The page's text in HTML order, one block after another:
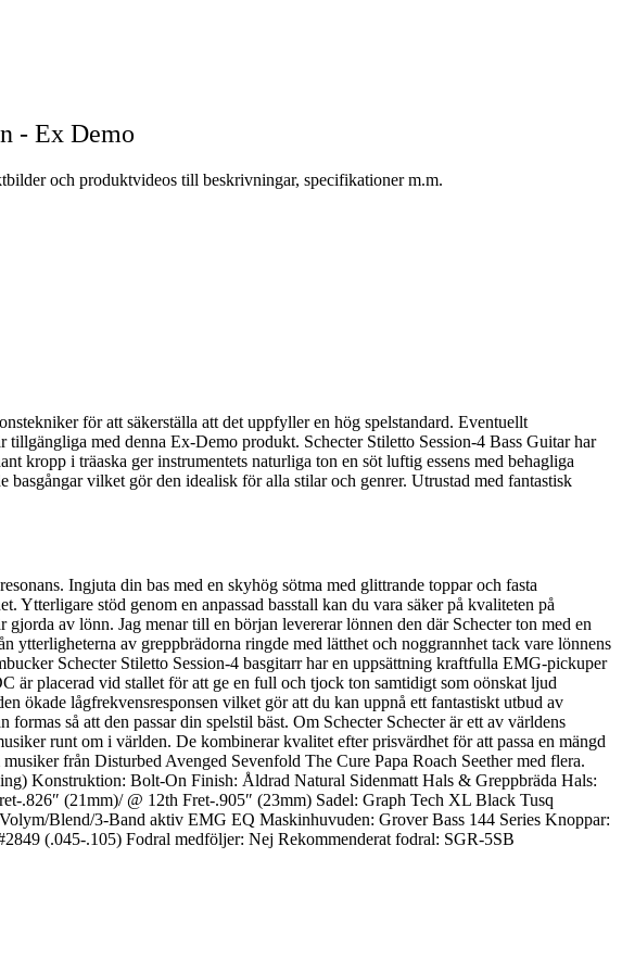
- Ex Demo
och produktvideos till beskrivningar, specifikationer m.m.
för att säkerställa att det uppfyller en hög spelstandard. Eventuellt
med denna Ex-Demo produkt. Schecter Stiletto Session-4 Bass Guitar har
kropp i träaska ger instrumentets naturliga ton en söt luftig essens med behagliga
vilket gör den idealisk för alla stilar och genrer. Utrustad med fantastisk
Ingjuta din bas med en skyhög sötma med glittrande toppar och fasta
Ytterligare stöd genom en anpassad basstall kan du vara säker på kvaliteten på
av lönn. Jag menar till en början levererar lönnen den där Schecter ton med en
ytterligheterna av greppbrädorna ringde med lätthet och noggrannhet tack vare lönnens
Schecter Stiletto Session-4 basgitarr har en uppsättning kraftfulla EMG-pickuper
är placerad vid stallet för att ge en full och tjock ton samtidigt som oönskat ljud
ökade lågfrekvensresponsen vilket gör att du kan uppnå ett fantastiskt utbud av
så att den passar din spelstil bäst. Om Schecter Schecter är ett av världens
runt om i världen. De kombinerar kvalitet efter prisvärdhet för att passa en mängd
från Disturbed Avenged Sevenfold The Cure Papa Roach Seether med flera.
Konstruktion: Bolt-On Finish: Åldrad Natural Sidenmatt Hals & Greppbräda Hals:
.826″ (21mm)/ @ 12th Fret-.905″ (23mm) Sadel: Graph Tech XL Black Tusq
Blend/3-Band aktiv EMG EQ Maskinhuvuden: Grover Bass 144 Series Knoppar:
(.045-.105) Fodral medföljer: Nej Rekommenderat fodral: SGR-5SB